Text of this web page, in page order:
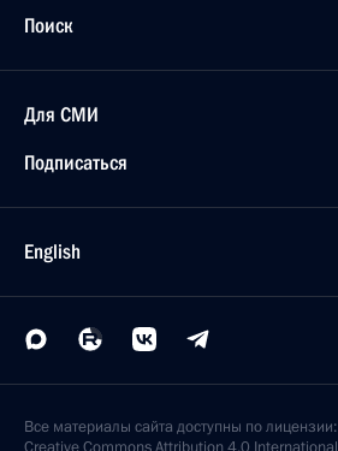
Поиск
Для СМИ
Подписаться
English
Все материалы сайта доступны по лицензии: